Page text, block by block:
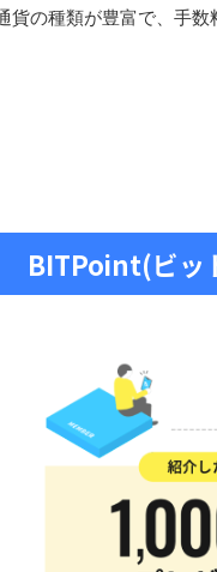
貨の種類が豊富で、手
BITPoint(ビッ